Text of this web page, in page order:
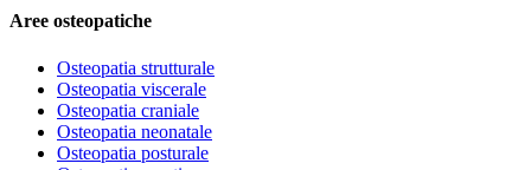
Aree osteopatiche
Osteopatia strutturale
Osteopatia viscerale
Osteopatia craniale
Osteopatia neonatale
Osteopatia posturale